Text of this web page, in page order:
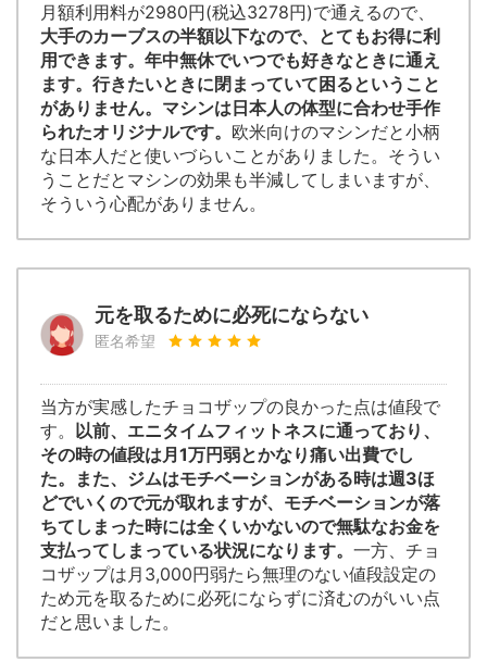
月額利用料が2980円(税込3278円)で通えるので、
大手のカーブスの半額以下なので、とてもお得に利
用できます。年中無休でいつでも好きなときに通え
ます。行きたいときに閉まっていて困るということ
がありません。マシンは日本人の体型に合わせ手作
られたオリジナルです。 欧米向けのマシンだと小柄
な日本人だと使いづらいことがありました。そうい
うことだとマシンの効果も半減してしまいますが、
そういう心配がありません。
元を取るために必死にならない
匿名希望
当方が実感したチョコザップの良かった点は値段で
す。 以前、エニタイムフィットネスに通っており、
その時の値段は月1万円弱とかなり痛い出費でし
た。また、ジムはモチベーションがある時は週3ほ
どでいくので元が取れますが、モチベーションが落
ちてしまった時には全くいかないので無駄なお金を
支払ってしまっている状況になります。 一方、チョ
コザップは月3,000円弱たら無理のない値段設定の
ため元を取るために必死にならずに済むのがいい点
だと思いました。